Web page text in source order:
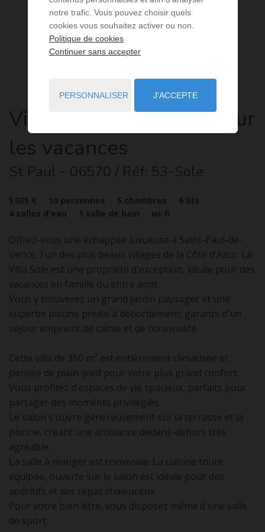
Villa 6 piècesà louer pour
les vacances
St Paul - 06570 / Réf: 53-Sole
5 035 € 10 personnes 5 chambres 6 lits
4 salles d'eau 1 salle de bain wi-fi
Offrez-vous une échappée luxueuse à Saint-Paul-de-
Vence, l'un des plus beaux villages de la Côte d’Azur. La
Villa Sole est une propriété d'exception, idéale pour des
vacances en famille ou entre amis.
Vous y trouverez un grand jardin paysager et une
superbe piscine privée à débordement, garants d'un
séjour empreint de calme et de convivialité.
Cette villa de 350 m² est entièrement climatisée et
pensée de plain-pied pour votre plus grand confort.
Vous profitez d'espaces de vie spacieux, parfaits pour
partager des moments privilégiés.
Le salon s'ouvre généreusement sur la terrasse et la
piscine, créant une ambiance dedans-dehors très
agréable.
La salle à manger est conviviale. La cuisine toute
équipée, ouverte sur le salon est idéale pour des
apéritifs et des repas chaleureux.
Pour votre bien-être, vous disposez même d'une salle
de sport.
notre trafic. Vous pouvez choisir quels
cookies vous souhaitez activer ou non.
Politique de cookies
Continuer sans accepter
PERSONNALISER J'ACCEPTE